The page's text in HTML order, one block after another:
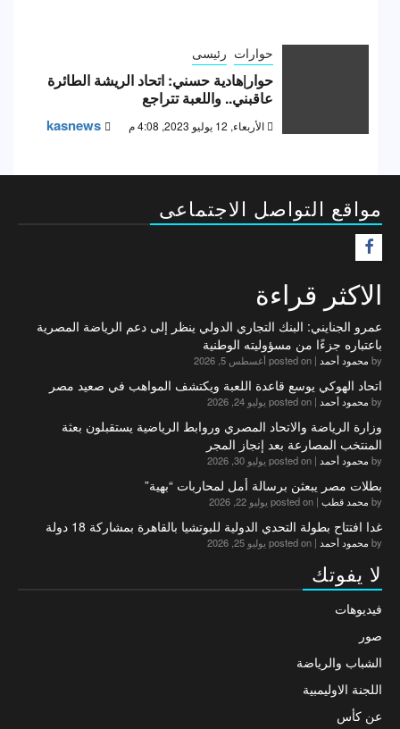
حوارات رئيسى
حوار|هادية حسني: اتحاد الريشة الطائرة
عاقبني.. واللعبة تتراجع
الأربعاء, 12 يوليو 2023, 4:08 م kasnews
مواقع التواصل الاجتماعى
الاكثر قراءة
عمرو الجنايني: البنك التجاري الدولي ينظر إلى دعم الرياضة المصرية
باعتباره جزءًا من مسؤوليته الوطنية
by محمود أحمد | posted on أغسطس 5, 2026
اتحاد الهوكي يوسع قاعدة اللعبة ويكتشف المواهب في صعيد مصر
by محمود أحمد | posted on يوليو 24, 2026
وزارة الرياضة والاتحاد المصري وروابط الرياضية يستقبلون بعثة
المنتخب المصارعة بعد إنجاز المجر
by محمود أحمد | posted on يوليو 30, 2026
بطلات مصر يبعثن برسالة أمل لمحاربات “بهية”
by محمد قطب | posted on يوليو 22, 2026
غدا افتتاح بطولة التحدي الدولية للبوتشيا بالقاهرة بمشاركة 18 دولة
by محمود أحمد | posted on يوليو 25, 2026
لا يفوتك
فيديوهات
صور
الشباب والرياضة
اللجنة الاوليمبية
عن كأس